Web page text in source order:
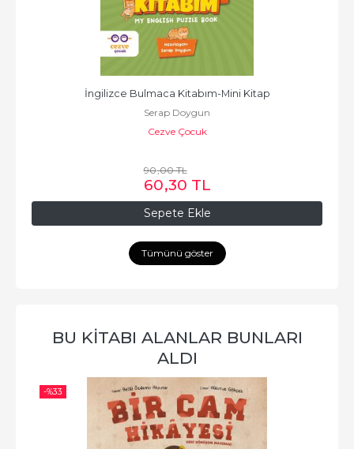
Sepete Ekle
İngilizce Bulmaca Kitabım-Mini Kitap
Serap Doygun
Cezve Çocuk
90,00TL
60,30 TL
Tümünü göster
BU KITABI ALANLAR BUNLARI
ALDI
-%33